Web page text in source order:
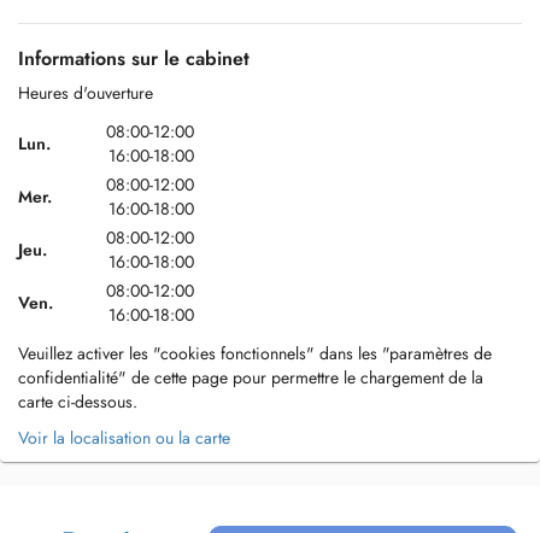
Informations sur le cabinet
Heures d'ouverture
Lun.
08:00-12:00
16:00-18:00
Mer.
08:00-12:00
16:00-18:00
Jeu.
08:00-12:00
16:00-18:00
Ven.
08:00-12:00
16:00-18:00
Veuillez activer les "cookies fonctionnels" dans les "paramètres de
confidentialité" de cette page pour permettre le chargement de la
carte ci-dessous.
Voir la localisation ou la carte